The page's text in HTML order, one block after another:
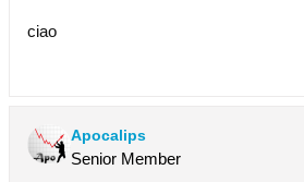
ciao
Apocalips
Senior Member